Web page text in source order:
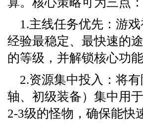
1.主线任务优先：游
经验最稳定、最快速的
的等级，并解锁核心功能
2.资源集中投入：将
轴、初级装备）集中用
2-3级的怪物，确保能快